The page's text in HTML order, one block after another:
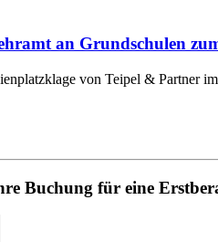
an Grundschulen
von Teipel & Partner
Buchung für eine